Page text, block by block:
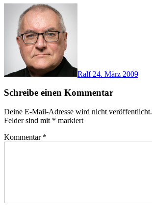
Ralf 24. März 2009
Schreibe einen Kommentar
Deine E-Mail-Adresse wird nicht veröffentlicht.
Felder sind mit * markiert
Kommentar *